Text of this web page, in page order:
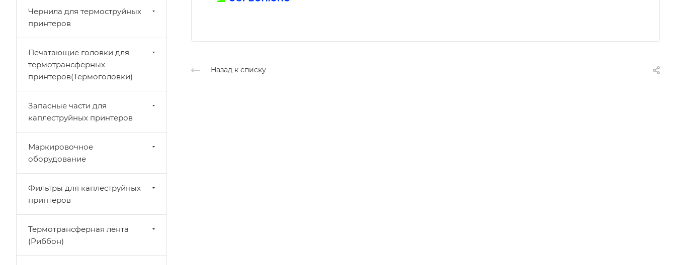
Назад к списку
Чернила для термоструйных
принтеров
Печатающие головки для
термотрансферных
принтеров(Термоголовки)
Запасные части для
каплеструйных принтеров
Маркировочное
оборудование
Фильтры для каплеструйных
принтеров
Термотрансферная лента
(Риббон)